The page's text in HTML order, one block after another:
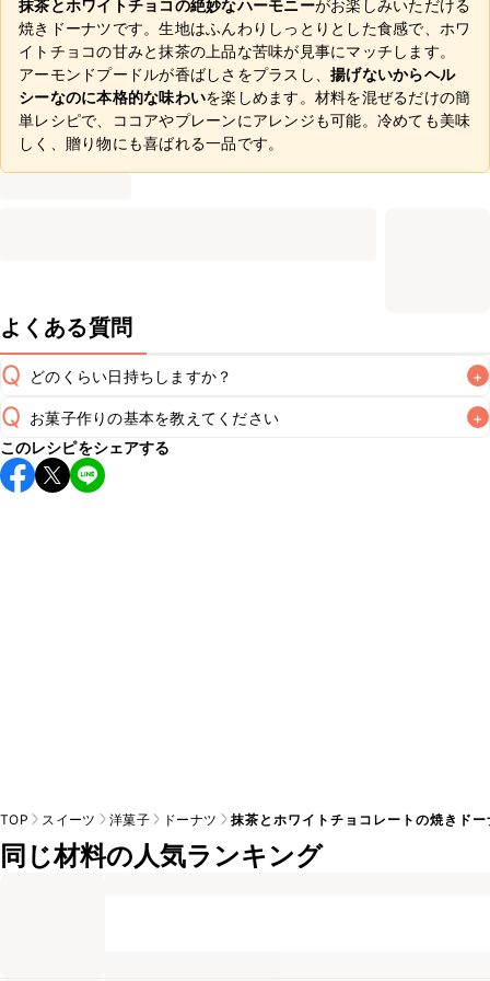
抹茶とホワイトチョコの絶妙なハーモニーがお楽しみいただける
焼きドーナツです。生地はふんわりしっとりとした食感で、ホワ
イトチョコの甘みと抹茶の上品な苦味が見事にマッチします。
アーモンドプードルが香ばしさをプラスし、 揚げないからヘル
シーなのに本格的な味わいを楽しめます。材料を混ぜるだけの簡
単レシピで、ココアやプレーンにアレンジも可能。冷めても美味
しく、贈り物にも喜ばれる一品です。
よくある質問
Q どのくらい日持ちしますか？ +
A
直射日光が当たらない涼しい場所で保管していただき2~3日
が目安です。室温が高い場合は傷みやすくなるため、冷蔵保
存してください。ラップなどで小分けに包んでおくと、しっ
Q お菓子作りの基本を教えてください +
A こちらで「手づくりの基本」に関するレシピをご紹介してお
このレシピをシェアする
TOP スイーツ 洋菓子 ドーナツ 抹茶とホワイトチョコレートの焼きドー
同じ材料の人気ランキング